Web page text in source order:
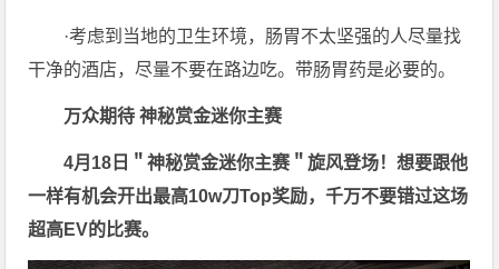
·考虑到当地的卫生环境，肠胃不太坚强的人尽量找
干净的酒店，尽量不要在路边吃。带肠胃药是必要的。
万众期待 神秘赏金迷你主赛
4月18日＂神秘赏金迷你主赛＂旋风登场！想要跟他
一样有机会开出最高10w刀Top奖励，千万不要错过这场
超高EV的比赛。